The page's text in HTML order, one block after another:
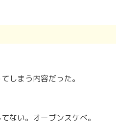
しまう内容だった。
ない。オープンスケベ。